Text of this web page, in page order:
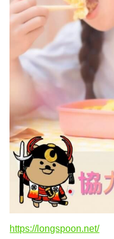
https://longspoon.net/